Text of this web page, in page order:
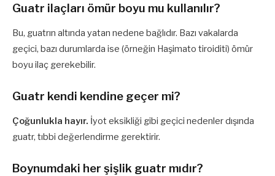
Guatr ilaçları ömür boyu mu kullanılır?
Bu, guatrın altında yatan nedene bağlıdır. Bazı vakalarda
geçici, bazı durumlarda ise (örneğin Haşimato tiroiditi) ömür
boyu ilaç gerekebilir.
Guatr kendi kendine geçer mi?
Çoğunlukla hayır. İyot eksikliği gibi geçici nedenler dışında
guatr, tıbbi değerlendirme gerektirir.
Boynumdaki her şişlik guatr mıdır?